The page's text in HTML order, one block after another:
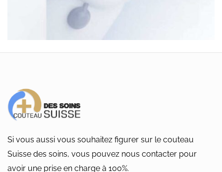
Si vous aussi vous souhaitez figurer sur le couteau
Suisse des soins, vous pouvez nous contacter pour
avoir une prise en charge à 100%.